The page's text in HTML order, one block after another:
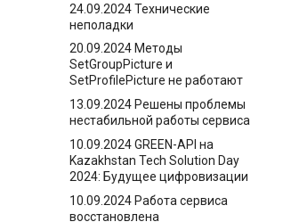
24.09.2024 Технические
неполадки
20.09.2024 Методы
SetGroupPicture и
SetProfilePicture не работают
13.09.2024 Решены проблемы
нестабильной работы сервиса
10.09.2024 GREEN-API на
Kazakhstan Tech Solution Day
2024: Будущее цифровизации
10.09.2024 Работа сервиса
восстановлена